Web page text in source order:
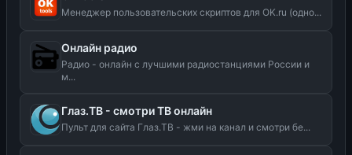
Менеджер пользовательских скриптов для OK.ru (одно...
Онлайн радио
Радио - онлайн с лучшими радиостанциями России и
м...
Глаз.ТВ - смотри ТВ онлайн
Пульт для сайта Глаз.ТВ - жми на канал и смотри бе...